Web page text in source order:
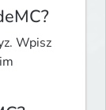
Wpisz